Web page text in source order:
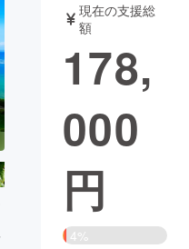
ト
書籍・雑誌
チャレンジ
CAMPFIRE Creation
現在の支援総
額
178,
000
円
4%